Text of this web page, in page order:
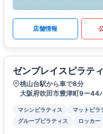
店舗情報
ゼンプレイスピラテ
桃山台駅から車で8分
大阪府吹田市豊津町9ー44
マシンピラティス マットピラ
グループピラティス
ロッカー